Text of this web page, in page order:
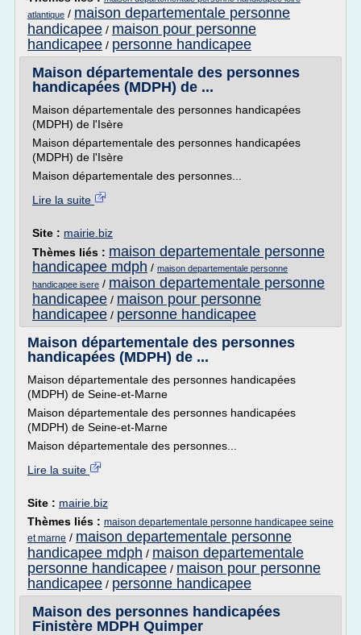
atlantique / maison departementale personne
handicapee / maison pour personne
handicapee / personne handicapee
Maison départementale des personnes
handicapées (MDPH) de ...
Maison départementale des personnes handicapées
(MDPH) de l'Isère
Maison départementale des personnes handicapées
(MDPH) de l'Isère
Maison départementale des personnes...
Lire la suite
Site : mairie.biz
Thèmes liés : maison departementale personne
handicapee mdph / maison departementale personne
handicapee isere / maison departementale personne
handicapee / maison pour personne
handicapee / personne handicapee
Maison départementale des personnes
handicapées (MDPH) de ...
Maison départementale des personnes handicapées
(MDPH) de Seine-et-Marne
Maison départementale des personnes handicapées
(MDPH) de Seine-et-Marne
Maison départementale des personnes...
Lire la suite
Site : mairie.biz
Thèmes liés : maison departementale personne handicapee seine
et marne / maison departementale personne
handicapee mdph / maison departementale
personne handicapee / maison pour personne
handicapee / personne handicapee
Maison des personnes handicapées
Finistère MDPH Quimper